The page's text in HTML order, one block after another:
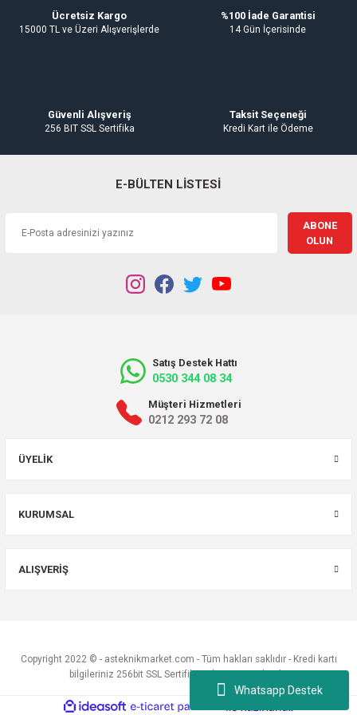
Whatsapp Destek
Ücretsiz Kargo
15000 TL ve Üzeri Alışverişlerde
%100 İade Garantisi
14 Gün İçerisinde
Güvenli Alışveriş
256 BIT SSL Sertifika
Taksit Seçeneği
Kredi Kart ile Ödeme
E-BÜLTEN LİSTESİ
ABONE
OLUN
Satış Destek Hattı
0530 344 08 34
Müşteri Hizmetleri
0212 293 72 08
ÜYELIK
KURUMSAL
ALIŞVERIŞ
Copyright 2022 © - asteknikmarket.com - Tüm hakları saklıdır - Kredi kartı
bilgileriniz 256bit SSL Sertifikası ile Korunmaktadır.
ideasoft